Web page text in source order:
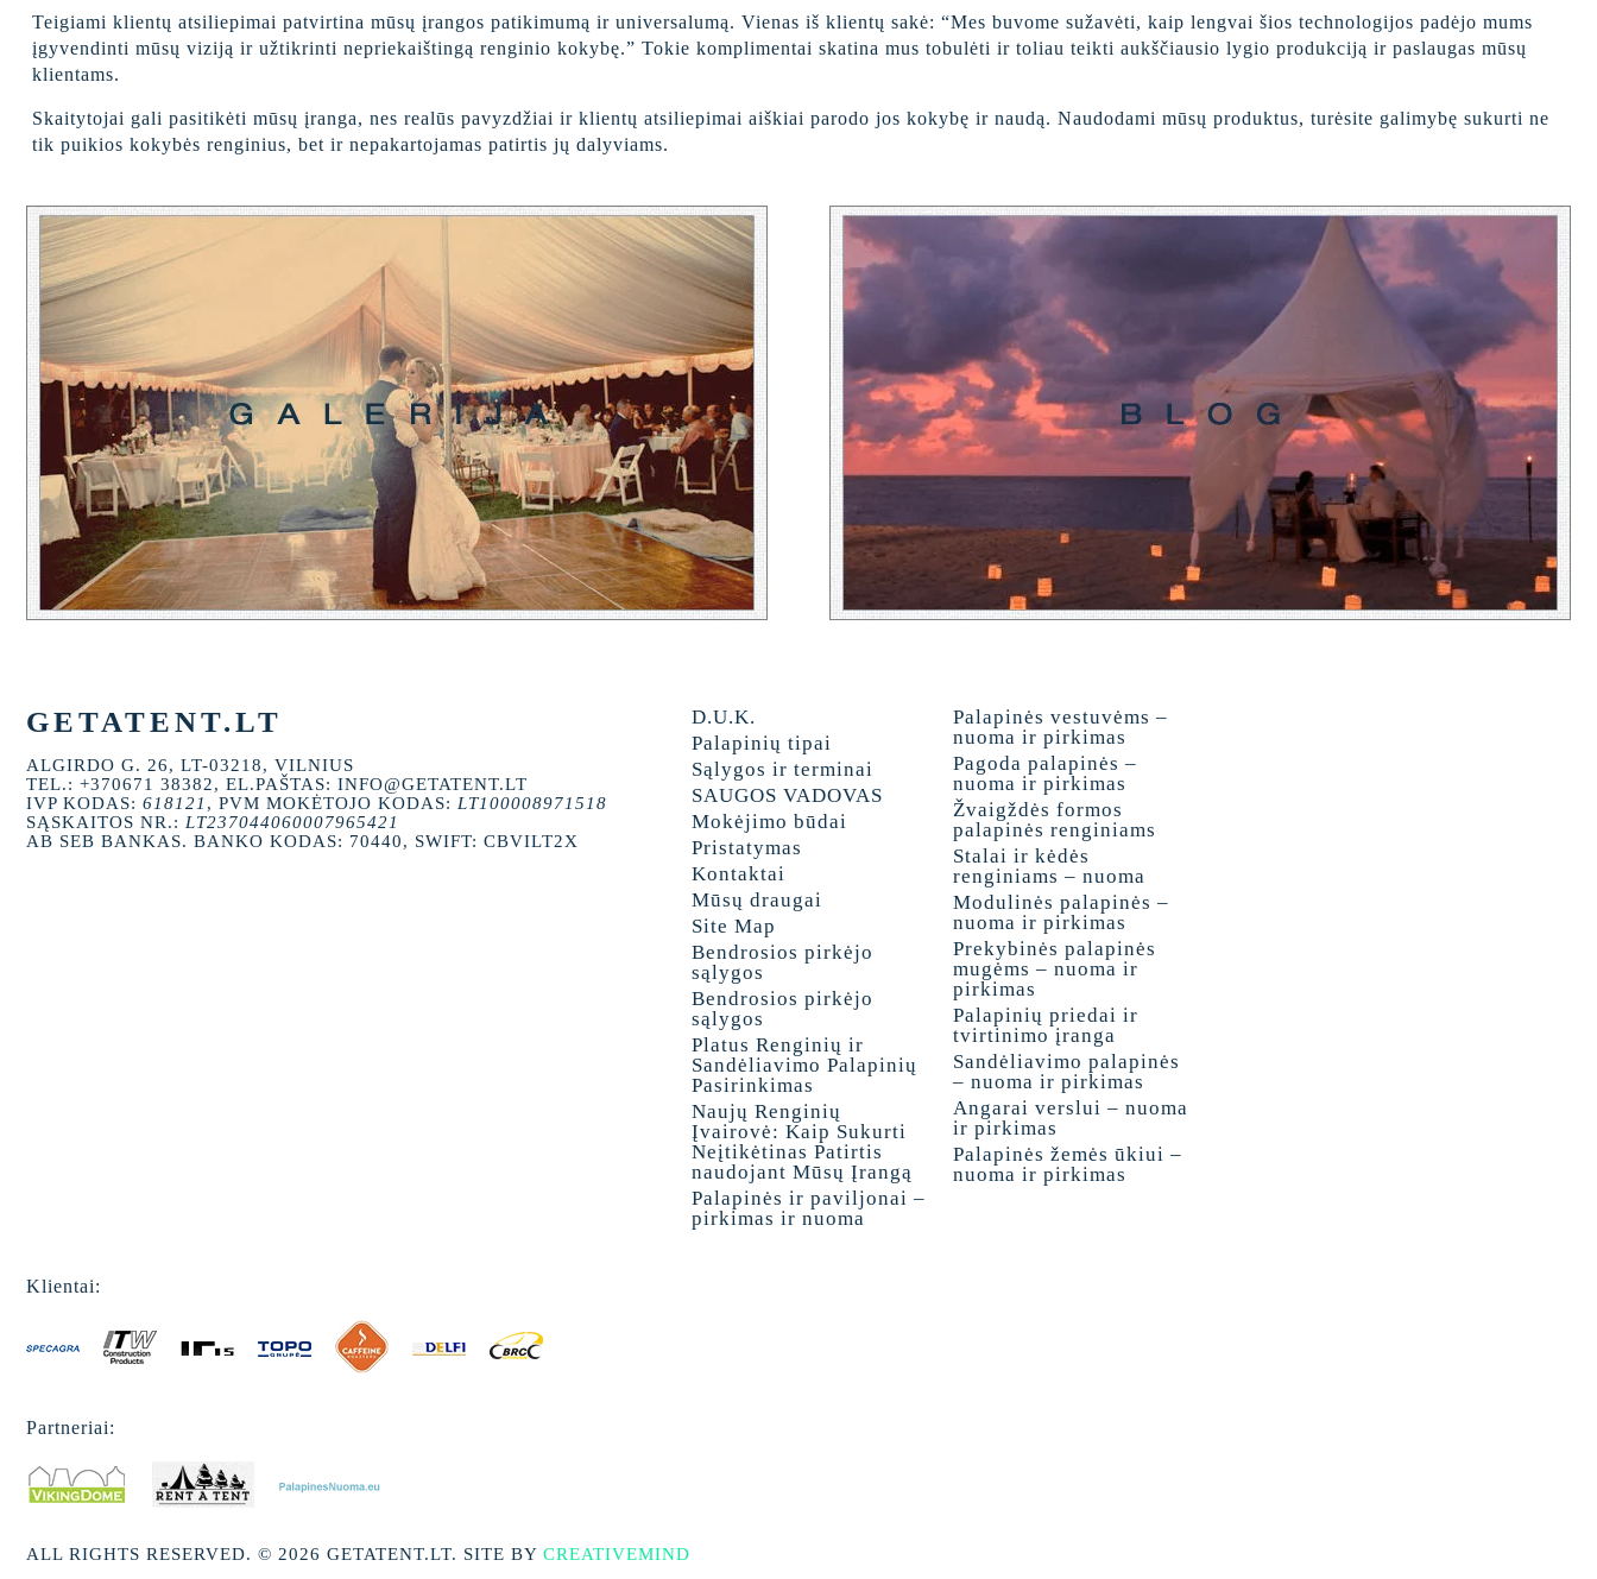
Teigiami klientų atsiliepimai patvirtina mūsų įrangos patikimumą ir universalumą. Vienas iš klientų sakė: “Mes buvome sužavėti, kaip lengvai šios technologijos padėjo mums
įgyvendinti mūsų viziją ir užtikrinti nepriekaištingą renginio kokybę.” Tokie komplimentai skatina mus tobulėti ir toliau teikti aukščiausio lygio produkciją ir paslaugas mūsų
klientams.
Skaitytojai gali pasitikėti mūsų įranga, nes realūs pavyzdžiai ir klientų atsiliepimai aiškiai parodo jos kokybę ir naudą. Naudodami mūsų produktus, turėsite galimybę sukurti ne
tik puikios kokybės renginius, bet ir nepakartojamas patirtis jų dalyviams.
GETATENT.LT
ALGIRDO G. 26, LT-03218, VILNIUS
TEL.: +370671 38382, EL.PAŠTAS: INFO@GETATENT.LT
IVP KODAS: 618121 , PVM MOKĖTOJO KODAS: LT100008971518
SĄSKAITOS NR.: LT237044060007965421
AB SEB BANKAS. BANKO KODAS: 70440, SWIFT: CBVILT2X
D.U.K.
Palapinių tipai
Sąlygos ir terminai
SAUGOS VADOVAS
Mokėjimo būdai
Pristatymas
Kontaktai
Mūsų draugai
Site Map
Bendrosios pirkėjo
sąlygos
Bendrosios pirkėjo
sąlygos
Platus Renginių ir
Sandėliavimo Palapinių
Pasirinkimas
Naujų Renginių
Įvairovė: Kaip Sukurti
Neįtikėtinas Patirtis
naudojant Mūsų Įrangą
Palapinės ir paviljonai –
pirkimas ir nuoma
Palapinės vestuvėms –
nuoma ir pirkimas
Pagoda palapinės –
nuoma ir pirkimas
Žvaigždės formos
palapinės renginiams
Stalai ir kėdės
renginiams – nuoma
Modulinės palapinės –
nuoma ir pirkimas
Prekybinės palapinės
mugėms – nuoma ir
pirkimas
Palapinių priedai ir
tvirtinimo įranga
Sandėliavimo palapinės
– nuoma ir pirkimas
Angarai verslui – nuoma
ir pirkimas
Palapinės žemės ūkiui –
nuoma ir pirkimas
Klientai:
Partneriai:
ALL RIGHTS RESERVED. © 2026 GETATENT.LT. SITE BY CREATIVEMIND